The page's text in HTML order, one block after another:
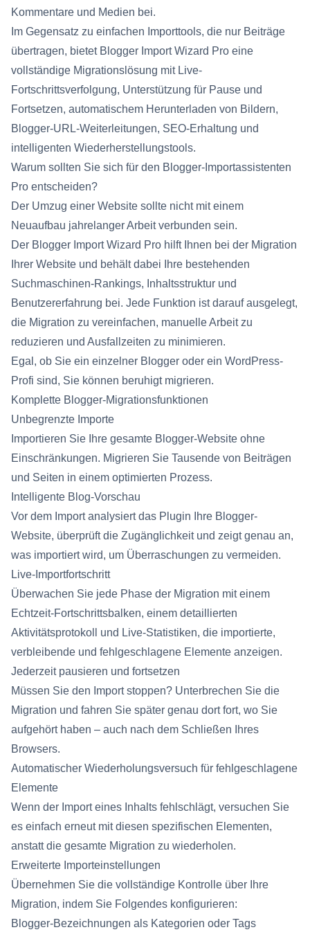
Kommentare und Medien bei.
Im Gegensatz zu einfachen Importtools, die nur Beiträge
übertragen, bietet Blogger Import Wizard Pro eine
vollständige Migrationslösung mit Live-
Fortschrittsverfolgung, Unterstützung für Pause und
Fortsetzen, automatischem Herunterladen von Bildern,
Blogger-URL-Weiterleitungen, SEO-Erhaltung und
intelligenten Wiederherstellungstools.
Warum sollten Sie sich für den Blogger-Importassistenten
Pro entscheiden?
Der Umzug einer Website sollte nicht mit einem
Neuaufbau jahrelanger Arbeit verbunden sein.
Der Blogger Import Wizard Pro hilft Ihnen bei der Migration
Ihrer Website und behält dabei Ihre bestehenden
Suchmaschinen-Rankings, Inhaltsstruktur und
Benutzererfahrung bei. Jede Funktion ist darauf ausgelegt,
die Migration zu vereinfachen, manuelle Arbeit zu
reduzieren und Ausfallzeiten zu minimieren.
Egal, ob Sie ein einzelner Blogger oder ein WordPress-
Profi sind, Sie können beruhigt migrieren.
Komplette Blogger-Migrationsfunktionen
Unbegrenzte Importe
Importieren Sie Ihre gesamte Blogger-Website ohne
Einschränkungen. Migrieren Sie Tausende von Beiträgen
und Seiten in einem optimierten Prozess.
Intelligente Blog-Vorschau
Vor dem Import analysiert das Plugin Ihre Blogger-
Website, überprüft die Zugänglichkeit und zeigt genau an,
was importiert wird, um Überraschungen zu vermeiden.
Live-Importfortschritt
Überwachen Sie jede Phase der Migration mit einem
Echtzeit-Fortschrittsbalken, einem detaillierten
Aktivitätsprotokoll und Live-Statistiken, die importierte,
verbleibende und fehlgeschlagene Elemente anzeigen.
Jederzeit pausieren und fortsetzen
Müssen Sie den Import stoppen? Unterbrechen Sie die
Migration und fahren Sie später genau dort fort, wo Sie
aufgehört haben – auch nach dem Schließen Ihres
Browsers.
Automatischer Wiederholungsversuch für fehlgeschlagene
Elemente
Wenn der Import eines Inhalts fehlschlägt, versuchen Sie
es einfach erneut mit diesen spezifischen Elementen,
anstatt die gesamte Migration zu wiederholen.
Erweiterte Importeinstellungen
Übernehmen Sie die vollständige Kontrolle über Ihre
Migration, indem Sie Folgendes konfigurieren:
Blogger-Bezeichnungen als Kategorien oder Tags